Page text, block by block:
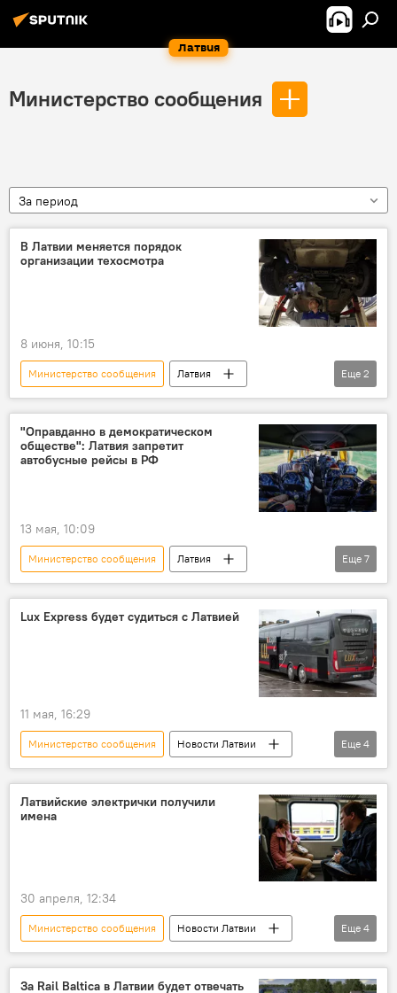
Латвия
Министерство сообщения
За период
В Латвии меняется порядок
организации техосмотра
8 июня, 10:15
Министерство сообщения
Латвия
Новости Латвии
техосмотр
Еще 2
"Оправданно в демократическом
обществе": Латвия запретит
автобусные рейсы в РФ
13 мая, 10:09
Министерство сообщения
Латвия
Новости Латвии
Россия
Беларусь
пассажироперевозки
автобус
Еще 7
Lux Express будет судиться с Латвией
11 мая, 16:29
Министерство сообщения
Новости Латвии
пассажироперевозки
Lux Express
Автотранспортная дирекция
Еще 4
Латвийские электрички получили
имена
30 апреля, 12:34
Министерство сообщения
Новости Латвии
Атис Швинка
Pasažieru vilciens
поезд
Latvijas valsts meži
Еще 4
За Rail Baltica в Латвии будет отвечать